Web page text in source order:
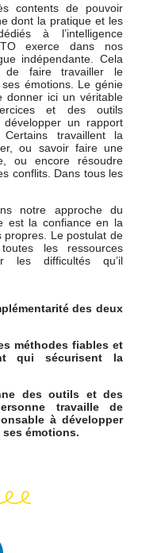
contents de pouvoir
dont la pratique et les
à l’intelligence
exerce dans nos
indépendante. Cela
de faire travailler le
émotions. Le génie
donner ici un véritable
et des outils
un rapport
travaillent la
ou savoir faire une
ou encore résoudre
conflits. Dans tous les
notre approche du
est la confiance en la
propres. Le postulat de
les ressources
les difficultés qu’il
des deux
méthodes fiables et
qui sécurisent la
des outils et des
travaille de
à développer
émotions.